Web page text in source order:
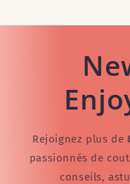
Rejoignez plus de
passionnés de
conseils,